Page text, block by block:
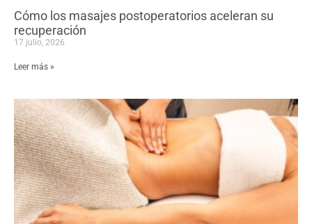
Cómo los masajes postoperatorios aceleran su
recuperación
17 julio, 2026
Leer más »